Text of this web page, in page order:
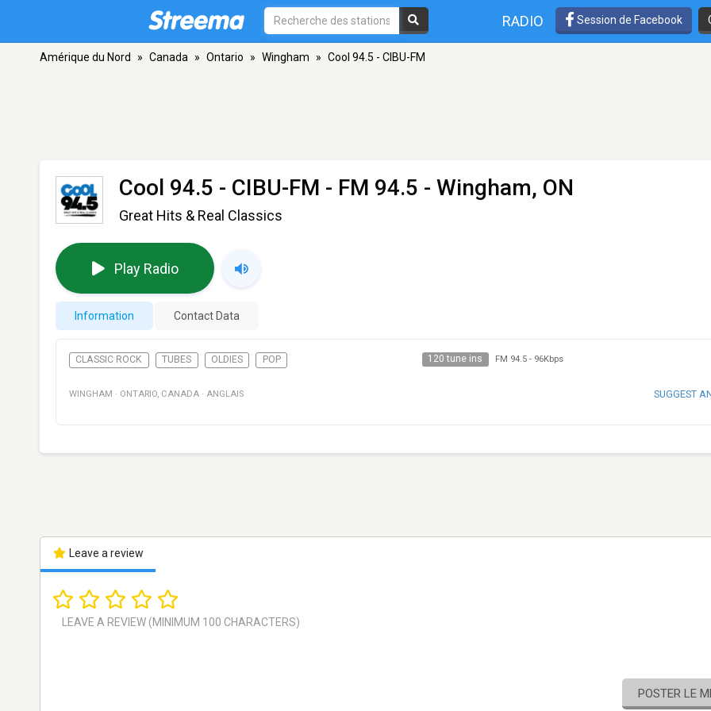
RADIO Session de Facebook
Amérique du Nord » Canada » Ontario » Wingham » Cool 94.5 - CIBU-FM
Cool 94.5 - CIBU-FM - FM 94.5 - Wingham, ON
Great Hits & Real Classics
Play Radio
Information Contact Data
CLASSIC ROCK TUBES OLDIES POP 120 tune ins FM 94.5- 96Kbps
WINGHAM · ONTARIO, CANADA · ANGLAIS SUGGEST
Leave a review
POSTER LE